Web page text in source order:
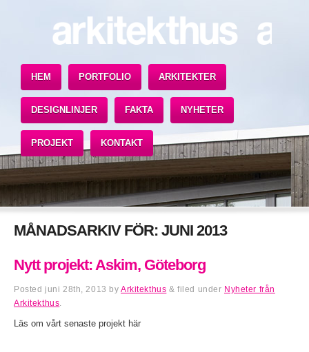
HEM PORTFOLIO ARKITEKTER
DESIGNLINJER FAKTA NYHETER
PROJEKT KONTAKT
MÅNADSARKIV FÖR: JUNI 2013
Nytt projekt: Askim, Göteborg
Posted juni 28th, 2013 by Arkitekthus & filed under Nyheter från
Arkitekthus
Läs om vårt senaste projekt här